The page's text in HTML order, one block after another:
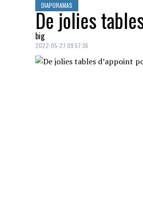
DIAPORAMAS
De jolies
big
2022-05-27 09:57:36